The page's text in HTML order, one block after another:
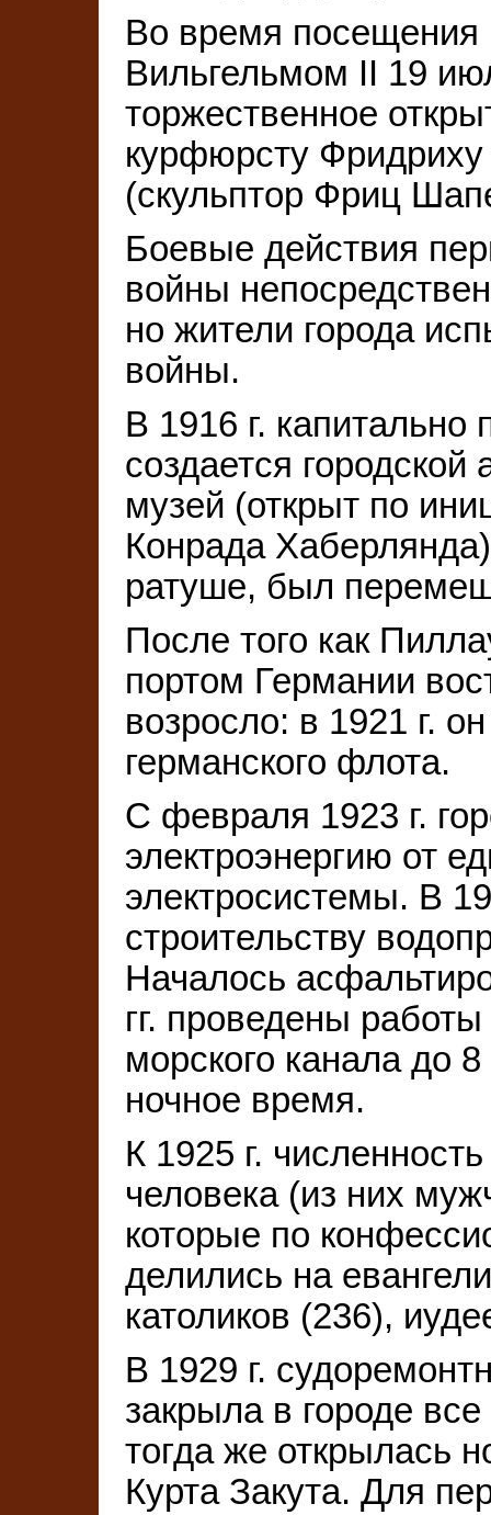
Во время посещения
Вильгельмом II 19
торжественное
курфюрсту
(скульптор Фриц
Боевые действия
войны
но жители города
войны.
В 1916 г. капитально
создается
музей (открыт по
Конрада
ратуше, был
После того как
портом Германии
возросло: в 1921 г.
германского флота.
С февраля 1923 г.
электроэнергию от
электросистемы. В
строительству
Началось
гг. проведены
морского канала до
ночное время.
К 1925 г.
человека (из них
которые по
делились на
католиков (236),
В 1929 г.
закрыла в городе
тогда же открылась
Курта Закута. Для